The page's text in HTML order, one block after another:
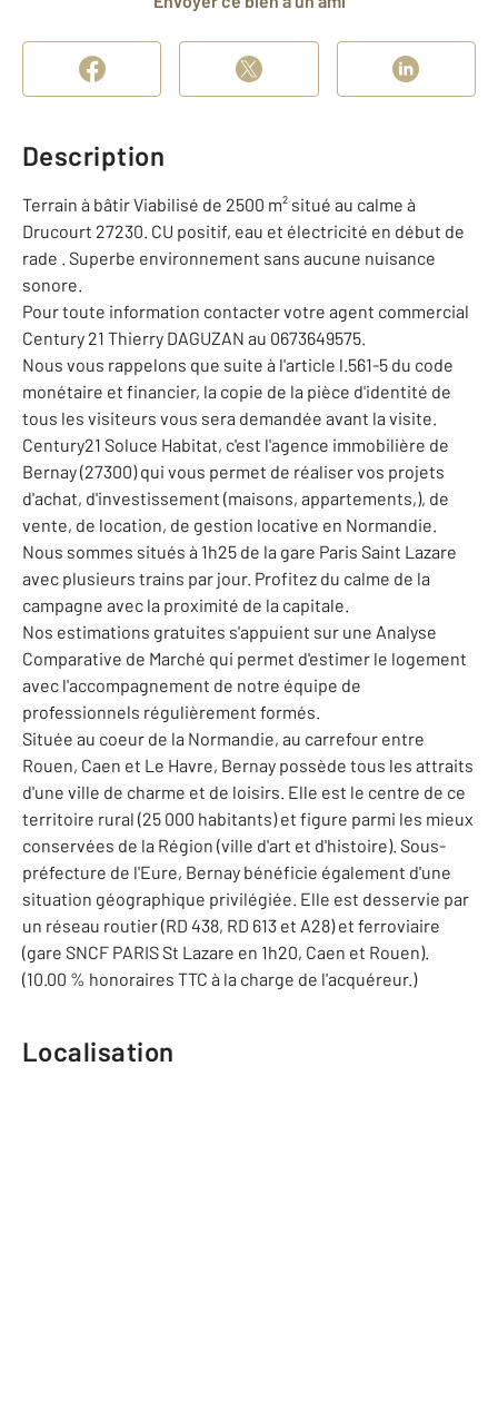
Description
Terrain à bâtir Viabilisé de 2500 m² situé au calme à
Drucourt 27230. CU positif, eau et électricité en début de
rade . Superbe environnement sans aucune nuisance
sonore.
Pour toute information contacter votre agent commercial
Century 21 Thierry DAGUZAN au 0673649575.
Nous vous rappelons que suite à l'article l.561-5 du code
monétaire et financier, la copie de la pièce d'identité de
tous les visiteurs vous sera demandée avant la visite.
Century21 Soluce Habitat, c'est l'agence immobilière de
Bernay (27300) qui vous permet de réaliser vos projets
d'achat, d'investissement (maisons, appartements,), de
vente, de location, de gestion locative en Normandie.
Nous sommes situés à 1h25 de la gare Paris Saint Lazare
avec plusieurs trains par jour. Profitez du calme de la
campagne avec la proximité de la capitale.
Nos estimations gratuites s'appuient sur une Analyse
Comparative de Marché qui permet d'estimer le logement
avec l'accompagnement de notre équipe de
professionnels régulièrement formés.
Située au coeur de la Normandie, au carrefour entre
Rouen, Caen et Le Havre, Bernay possède tous les attraits
d'une ville de charme et de loisirs. Elle est le centre de ce
territoire rural (25 000 habitants) et figure parmi les mieux
conservées de la Région (ville d'art et d'histoire). Sous-
préfecture de l'Eure, Bernay bénéficie également d'une
situation géographique privilégiée. Elle est desservie par
un réseau routier (RD 438, RD 613 et A28) et ferroviaire
(gare SNCF PARIS St Lazare en 1h20, Caen et Rouen).
(10.00 % honoraires TTC à la charge de l'acquéreur.)
Localisation